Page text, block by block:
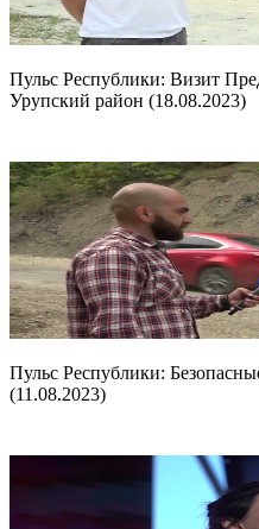
Пульс Республики: Визит
Урупский район (18.08.2023)
Пульс Республики:
(11.08.2023)